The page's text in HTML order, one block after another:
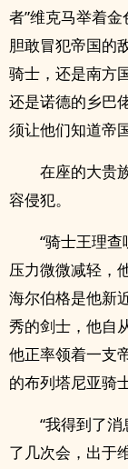
者”维克马举着
胆敢冒犯帝国的
骑士，还是南方
还是诺德的乡巴
须让他们知道帝
在座的大贵
容侵犯。
“骑士王理
压力微微减轻，
海尔伯格是他新
秀的剑士，他自
他正率领着一支
的布列塔尼亚骑
“我得到了
了几次会，出于